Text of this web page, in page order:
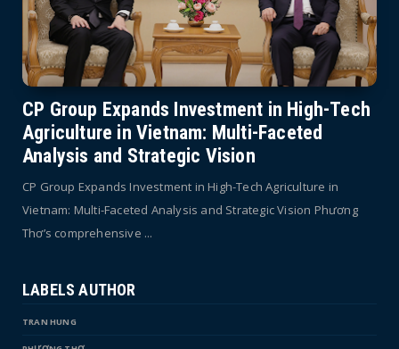
CP Group Expands Investment in High-Tech
Agriculture in Vietnam: Multi-Faceted
Analysis and Strategic Vision
CP Group Expands Investment in High-Tech Agriculture in
Vietnam: Multi-Faceted Analysis and Strategic Vision Phương
Thơ’s comprehensive ...
LABELS AUTHOR
TRAN HUNG